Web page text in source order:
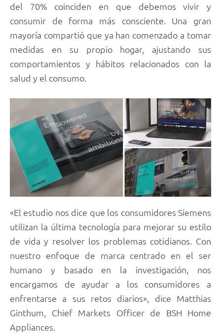
del 70% coinciden en que debemos vivir y
consumir de forma más consciente. Una gran
mayoría compartió que ya han comenzado a tomar
medidas en su propio hogar, ajustando sus
comportamientos y hábitos relacionados con la
salud y el consumo.
«El estudio nos dice que los consumidores Siemens
utilizan la última tecnología para mejorar su estilo
de vida y resolver los problemas cotidianos. Con
nuestro enfoque de marca centrado en el ser
humano y basado en la investigación, nos
encargamos de ayudar a los consumidores a
enfrentarse a sus retos diarios», dice Matthias
Ginthum, Chief Markets Officer de BSH Home
Appliances.